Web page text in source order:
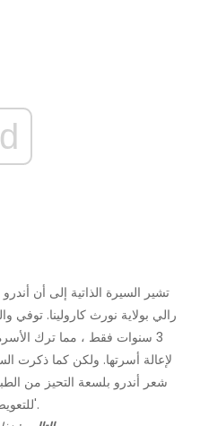
تشير السيرة الذاتية إلى أن
رالي بولاية نورث كارولينا. توفي
3 سنوات فقط ، مما ترك
لإعالة أسرتها. ولكن كما ذكرت
شعر أندرو بلسعة التحيز من
للتعويض ، وهو تصور كان يحمله طوال حياته'.